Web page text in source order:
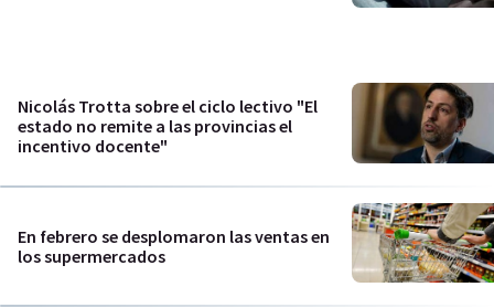
Nicolás Trotta sobre el ciclo lectivo "El
estado no remite a las provincias el
incentivo docente"
En febrero se desplomaron las ventas en
los supermercados